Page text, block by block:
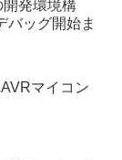
開発環境構
バッグ開始ま
マイコン